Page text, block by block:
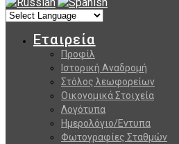
Εταιρεία
Προφίλ
Ιστορική Αναδρομή
Στόλος λεωφορείων
Οικονομικά Στοιχεία
Λογότυπα
Ημερολόγιο/Εντυπα
Φωτογραφίες Σταθμών